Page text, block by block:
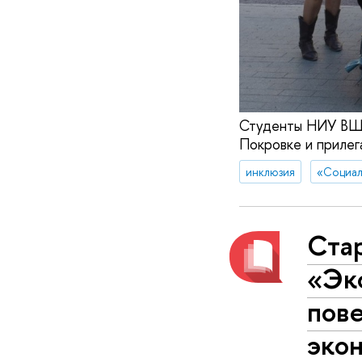
Студенты НИУ ВШЭ
Покровке и
инклюзия